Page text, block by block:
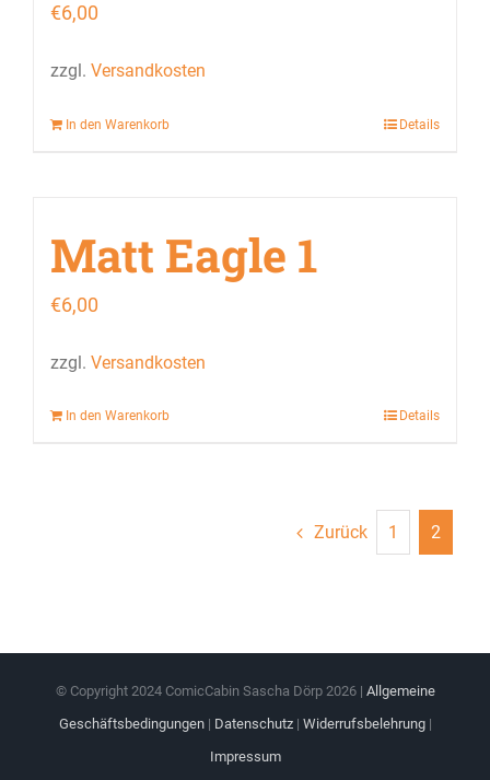
€6,00
zzgl. Versandkosten
In den Warenkorb Details
Matt Eagle 1
€6,00
zzgl. Versandkosten
In den Warenkorb Details
Zurück 1 2
© Copyright 2024 ComicCabin Sascha Dörp 2026 | Allgemeine
Geschäftsbedingungen| Datenschutz| Widerrufsbelehrung|
Impressum